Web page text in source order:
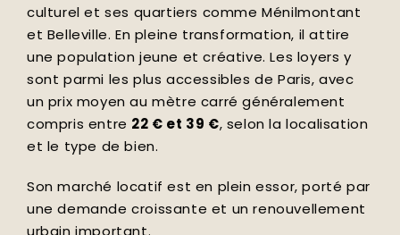
culturel et ses quartiers comme Ménilmontant
et Belleville. En pleine transformation, il attire
une population jeune et créative. Les loyers y
sont parmi les plus accessibles de Paris, avec
un prix moyen au mètre carré généralement
compris entre 22 € et 39 €, selon la localisation
et le type de bien.
Son marché locatif est en plein essor, porté par
une demande croissante et un renouvellement
urbain important.